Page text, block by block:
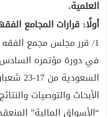
العلمية.
أولًا: قرارات المجامع
1/ قرر مجلس مجمع
في دورة مؤتمره السادس
الأبحاث والتوصيات